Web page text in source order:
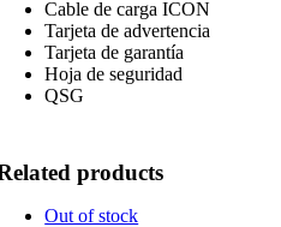
Cable de carga ICON
Tarjeta de advertencia
Tarjeta de garantía
Hoja de seguridad
QSG
products
Out of stock